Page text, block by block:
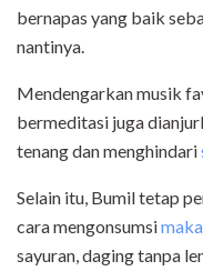
bernapas yang baik
nantinya.
Mendengarkan musik
bermeditasi juga
tenang dan menghindari
Selain itu, Bumil tetap
cara mengonsumsi
sayuran, daging tanpa